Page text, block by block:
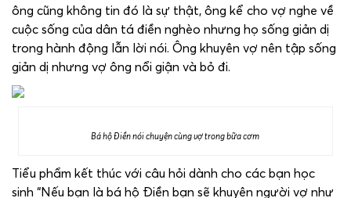
ông cũng không tin đó là sự thật, ông kể cho vợ nghe về
cuộc sống của dân tá điền nghèo nhưng họ sống giản dị
trong hành động lẫn lời nói. Ông khuyên vợ nên tập sống
giản dị nhưng vợ ông nổi giận và bỏ đi.
Bá hộ Điền nói chuyện cùng vợ trong bữa cơm
Tiểu phẩm kết thúc với câu hỏi dành cho các bạn học
sinh “Nếu bạn là bá hộ Điền bạn sẽ khuyên người vợ như